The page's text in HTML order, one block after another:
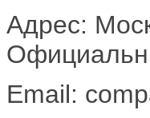
Адрес:
Email: